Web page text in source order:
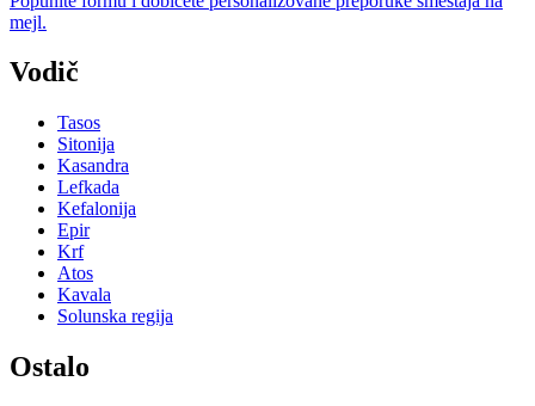
mejl.
Vodič
Tasos
Sitonija
Kasandra
Lefkada
Kefalonija
Epir
Krf
Atos
Kavala
Solunska regija
Ostalo